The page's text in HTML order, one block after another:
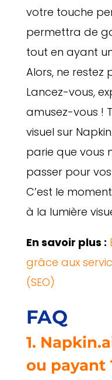
votre touche
permettra de
tout en ayant
Alors, ne restez
Lancez-vous,
amusez-vous !
visuel sur
parie que vous
passer pour
C’est le
à la lumière
En savoir plus :
grâce aux
(SEO)
FAQ
1.
ou payant